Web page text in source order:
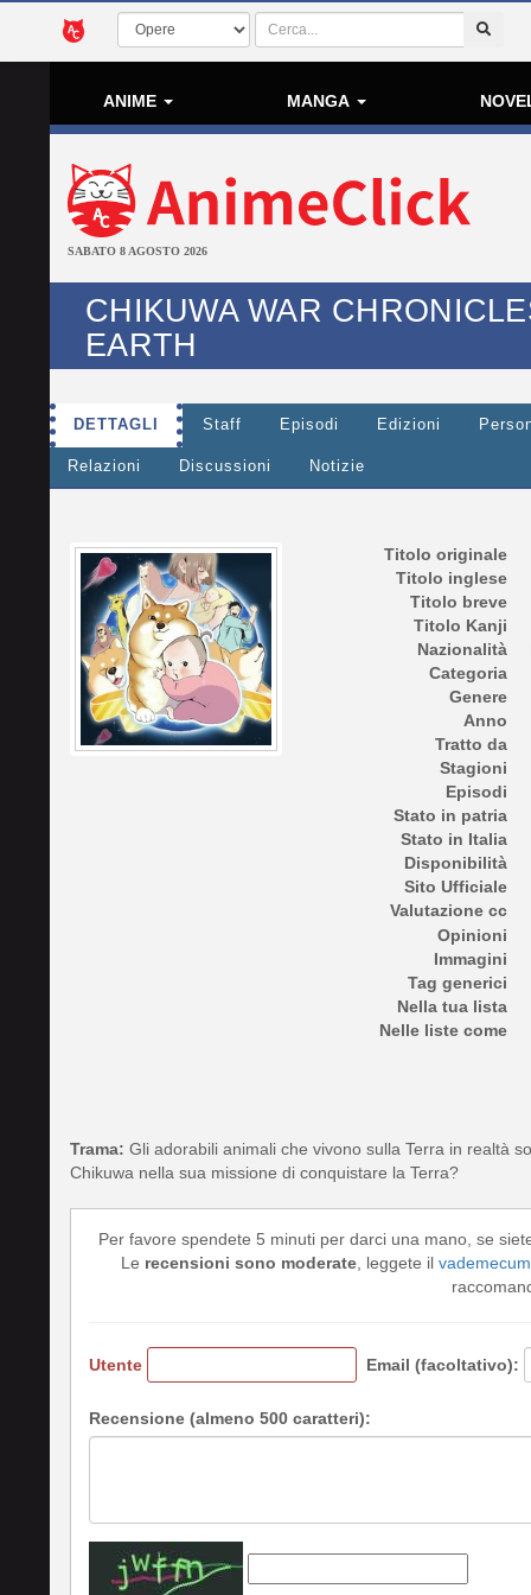
ANIME MANGA
SABATO 8 AGOSTO 2026
CHIKUWA WAR
EARTH
DETTAGLI Staff Episodi Edizioni
Relazioni Discussioni Notizie
Titolo originale
Titolo inglese
Titolo breve
Titolo Kanji
Nazionalità
Categoria
Genere
Anno
Tratto da
Stagioni
Episodi
Stato in patria
Stato in Italia
Disponibilità
Sito Ufficiale
Valutazione cc
Opinioni
Immagini
Tag generici
Nella tua lista
Nelle liste come
Trama: Gli adorabili animali che vivono sulla Terra in realtà
Chikuwa nella sua missione di conquistare la Terra?
Per favore spendete 5 minuti per darci una mano, se
Le recensioni sono moderate , leggete il
Utente Email (facoltativo):
Recensione (almeno 500 caratteri):